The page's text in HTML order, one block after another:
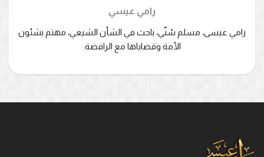
رامي عيسي
رامي عيسى، مسلم سُنّي، باحث في الشأن الشيعي، مهتم بشئون
الأمة وقضاياها مع الرافضة.